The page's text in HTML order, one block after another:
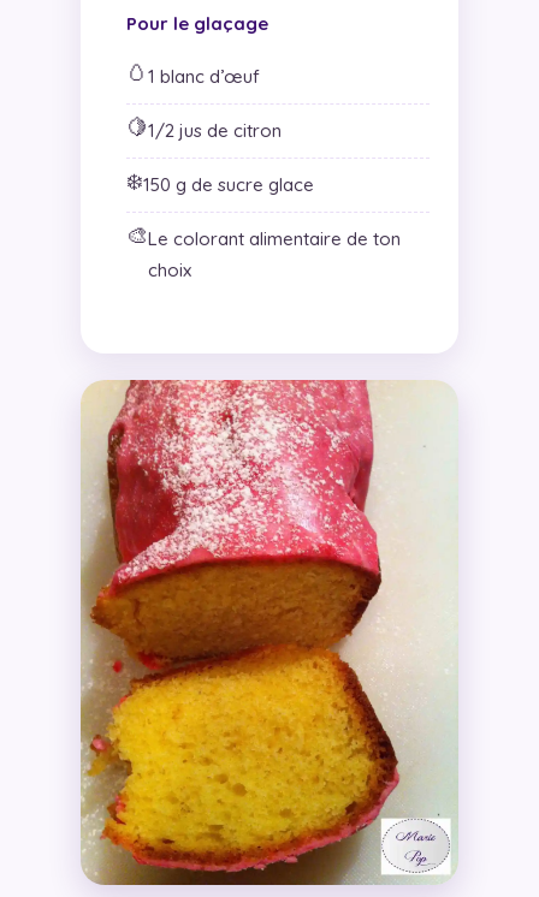
Pour le glaçage
🥚 1 blanc d’œuf
🍋1/2 jus de citron
❄️150 g de sucre glace
🎨Le colorant alimentaire de ton
choix